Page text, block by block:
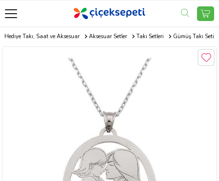
Hediye Takı, Saat ve Aksesuar Aksesuar Setler Takı Setleri Gümüş Takı Seti